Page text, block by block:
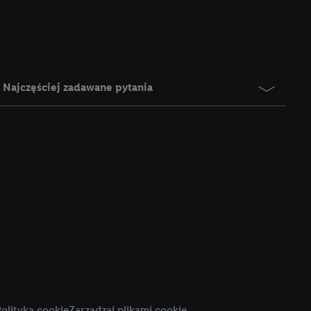
Najczęściej zadawane pytania
jednym z wyżej
możemy
rozpoznać
W tym celu
adres e-
adresu IP. Jeśli
użyciu adresu IP i
usług Lidl. W
Zgodę na
celów marketingu